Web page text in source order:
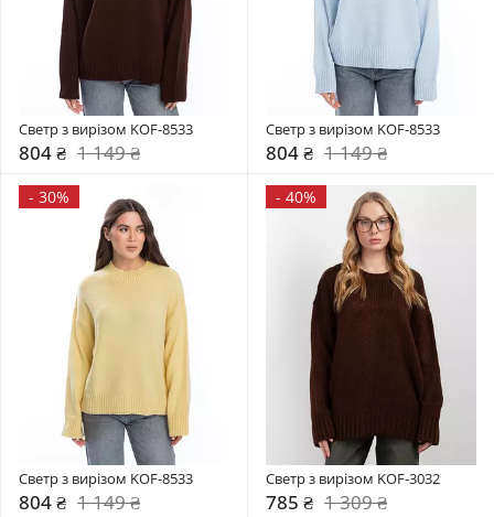
Светр з вирізом KOF-8533
804 ₴ 1 149 ₴
Светр з вирізом KOF-8533
804 ₴ 1 149 ₴
- 30%
Светр з вирізом KOF-8533
804 ₴ 1 149 ₴
- 40%
Светр з вирізом KOF-3032
785 ₴ 1 309 ₴